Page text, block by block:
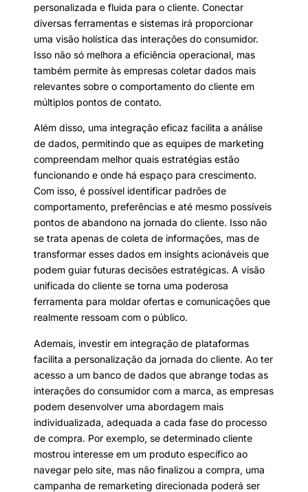
personalizada e fluida para o cliente. Conectar
diversas ferramentas e sistemas irá proporcionar
uma visão holística das interações do consumidor.
Isso não só melhora a eficiência operacional, mas
também permite às empresas coletar dados mais
relevantes sobre o comportamento do cliente em
múltiplos pontos de contato.
Além disso, uma integração eficaz facilita a análise
de dados, permitindo que as equipes de marketing
compreendam melhor quais estratégias estão
funcionando e onde há espaço para crescimento.
Com isso, é possível identificar padrões de
comportamento, preferências e até mesmo possíveis
pontos de abandono na jornada do cliente. Isso não
se trata apenas de coleta de informações, mas de
transformar esses dados em insights acionáveis que
podem guiar futuras decisões estratégicas. A visão
unificada do cliente se torna uma poderosa
ferramenta para moldar ofertas e comunicações que
realmente ressoam com o público.
Ademais, investir em integração de plataformas
facilita a personalização da jornada do cliente. Ao ter
acesso a um banco de dados que abrange todas as
interações do consumidor com a marca, as empresas
podem desenvolver uma abordagem mais
individualizada, adequada a cada fase do processo
de compra. Por exemplo, se determinado cliente
mostrou interesse em um produto específico ao
navegar pelo site, mas não finalizou a compra, uma
campanha de remarketing direcionada poderá ser